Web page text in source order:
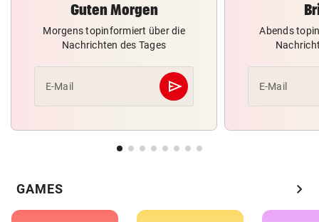
Guten Morgen
Morgens topinformiert über die
Nachrichten des Tages
E-Mail send
Abschicken
Abends
E-Mail
GAMES chevron_right